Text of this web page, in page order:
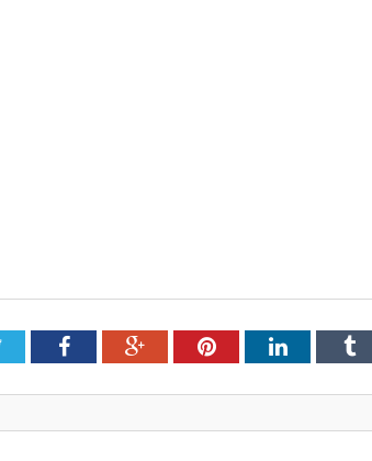
TwitterFacebookGoogle+PinterestLinkedIn